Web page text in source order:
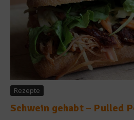
Rezepte
Schwein gehabt – Pulled